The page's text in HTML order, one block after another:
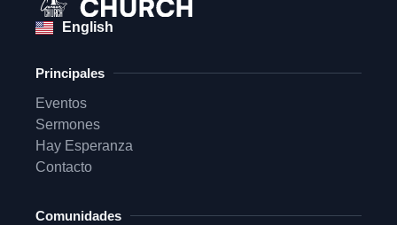
English
Principales
Eventos
Sermones
Hay Esperanza
Contacto
Comunidades